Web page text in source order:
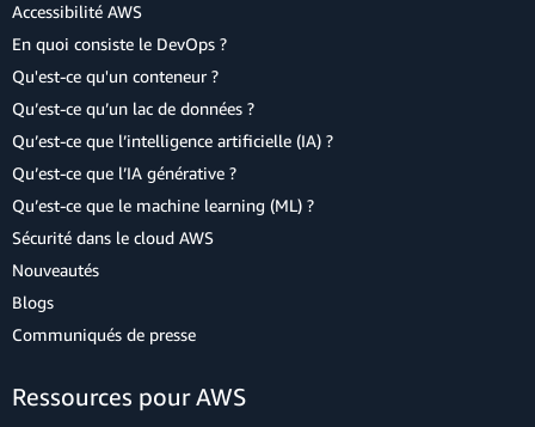
Accessibilité AWS
En quoi consiste le DevOps ?
Qu'est-ce qu'un conteneur ?
Qu’est-ce qu’un lac de données ?
Qu’est-ce que l’intelligence artificielle (IA) ?
Qu’est-ce que l’IA générative ?
Qu’est-ce que le machine learning (ML) ?
Sécurité dans le cloud AWS
Nouveautés
Blogs
Communiqués de presse
Ressources pour AWS